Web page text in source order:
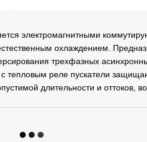
электромагнитными
охлаждением.
трехфазных
тепловым реле пускатели
длительности и оттоков,